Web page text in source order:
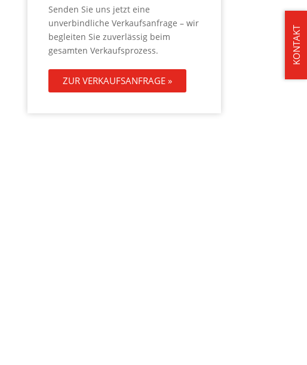
KONTAKT
Senden Sie uns jetzt eine
unverbindliche Verkaufsanfrage – wir
begleiten Sie zuverlässig beim
gesamten Verkaufsprozess.
ZUR VERKAUFSANFRAGE »